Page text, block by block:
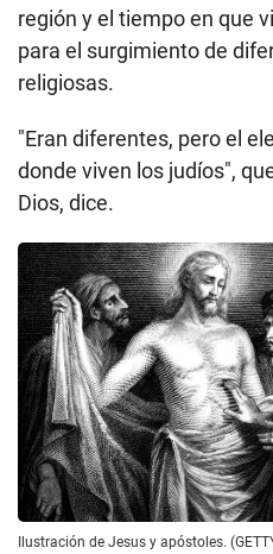
región y el tiempo en que
para el surgimiento de
religiosas.
"Eran diferentes, pero el
donde viven los judíos",
Dios, dice.
Ilustración de Jesus y apóstoles.